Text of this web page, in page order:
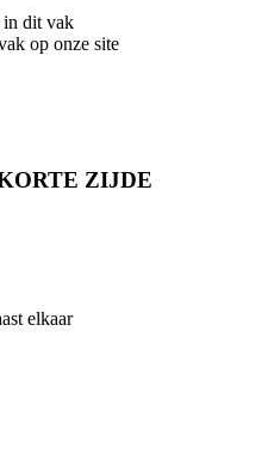
in dit vak
op onze site
ZIJDE
elkaar